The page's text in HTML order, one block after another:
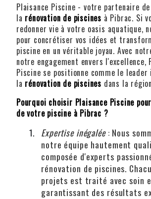
Plaisance Piscine - votre partenaire
la rénovation de piscines à Pibrac. Si
redonner vie à votre oasis aquatique,
pour concrétiser vos idées et
piscine en un véritable joyau. Avec
notre engagement envers l'excellence,
Piscine se positionne comme le
la rénovation de piscines dans la
Pourquoi choisir Plaisance Piscine
de votre piscine à Pibrac ?
Expertise inégalée: Nous
notre équipe hautement
composée d'experts
rénovation de piscines.
projets est traité avec soin
garantissant des résultats